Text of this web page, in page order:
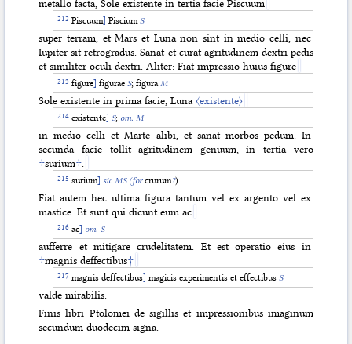
metallo facta, Sole existente in tertia facie Piscuum
Piscuum] Piscium S
super terram, et Mars et Luna non sint in medio celli, nec
Iupiter sit retrogradus. Sanat et curat agritudinem dextri pedis
et similiter oculi dextri. Aliter: Fiat impressio huius figure
figure] figurae S; figura M
Sole existente in prima facie, Luna〈existente〉
existente] S; om. M
in medio celli et Marte alibi, et sanat morbos pedum. In
secunda facie tollit agritudinem genuum, in tertia vero
†surium†
surium] sic MS (forcrurum?)
Fiat autem hec ultima figura tantum vel ex argento vel ex
mastice. Et sunt qui dicunt eum ac
ac] om. S
aufferre et mitigare crudelitatem. Et est operatio eius in
†magnis deffectibus†
magnis deffectibus] magicis experimentis et effectibus S
valde mirabilis.
Finis libri Ptolomei de sigillis et impressionibus imaginum
secundum duodecim signa.